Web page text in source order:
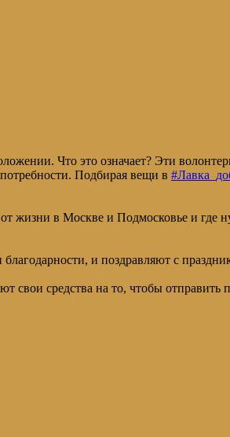
Что это означает? Эти
Подбирая вещи в
от жизни в Москве и Подмосковье и
и поздравляют с
средства на то, чтобы отправить